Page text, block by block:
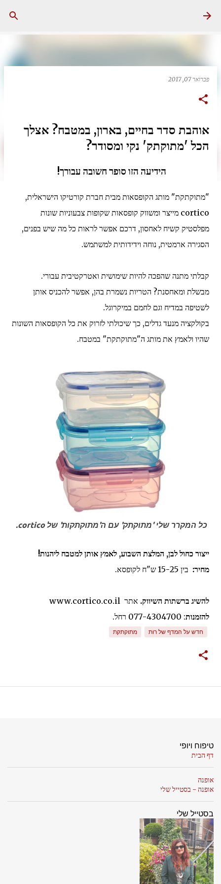
פברואר 07, 2017
אוהבת סדר בחיים, בארון, במטבח? אצלך
הכל 'מתוקתק' נקי ומסודר?
הידיעה הזו סופר חשובה עבורך!
"מתוקתקת" מותג הקופסאות מבית חברת קורטיקו הישראלית,
cortico מייצר ומשווק קופסאות שקופות צבעוניות שונות
מפלסטיק קשיח לאחסון, דרכם אפשר לראות כל מה שיש בפנים,
הסגירה ארמטית, נוחה וידידותית למשתמש.
קבלתי מתנה שהפכה להיות שימושית ואטרקטיבית עבורי.
מבשלת ומאחסנת? הטריות נשמרת בהן, אפשר להכניס אותן
לשטיפה במדיח וגם לחמם במיקרוגל.
בקולקציה מנעד גדלים, כך שיכולתי לזרוק את כל הקופסאות השונות
שהיו ולאמץ את מותג ה"מתוקתקת" במטבח.
כל המקרר שלי 'מתוקתק' עם ה'מתוקתקות' של cortico.
ייצור כחול לבן, המלצת השבוע, לאמץ אותן למטבח ליהנות!
מחיר: בין 15-25 ש"ח לקופסא.
להשיג ברשתות השיווק. אתר www.cortico.co.il
להזמנות: 077-4304700 רחל.
חדש על המדף של רות מתוקתקת
טיפוח ויופי
דף הבית
אופנה
אופנה - בסטייל שלי
בסטייל שלי